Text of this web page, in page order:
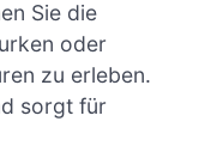
Sie die
oder
zu erleben.
sorgt für